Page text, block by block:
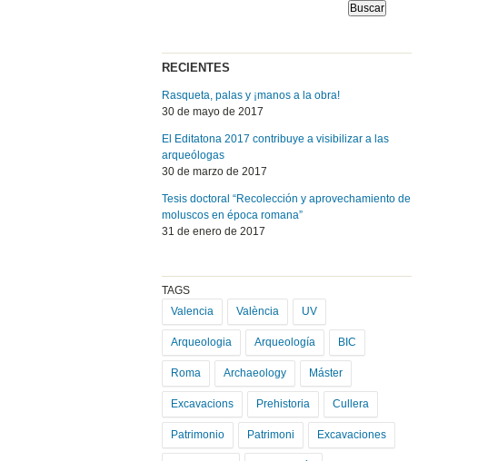
RECIENTES
Rasqueta, palas y ¡manos a la obra!
30 de mayo de 2017
El Editatona 2017 contribuye a visibilizar a las
arqueólogas
30 de marzo de 2017
Tesis doctoral “Recolección y aprovechamiento de
moluscos en época romana”
31 de enero de 2017
TAGS
Valencia
València UV
Arqueologia Arqueología BIC
Roma Archaeology Máster
Excavacions Prehistoria Cullera
Patrimonio Patrimoni Excavaciones